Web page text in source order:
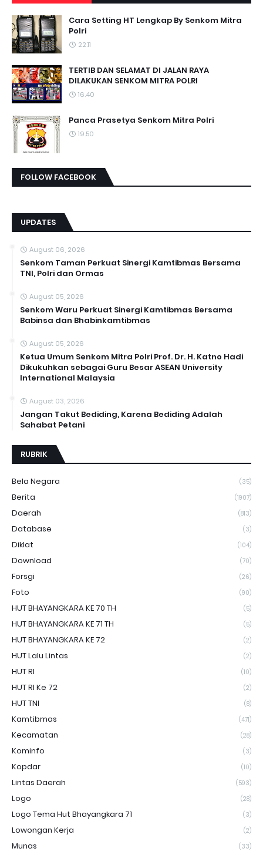
Cara Setting HT Lengkap By Senkom Mitra
Polri
22.11
TERTIB DAN SELAMAT DI JALAN RAYA
DILAKUKAN SENKOM MITRA POLRI
16.40
Panca Prasetya Senkom Mitra Polri
19.50
FOLLOW FACEBOOK
UPDATES
August 06, 2026
Senkom Taman Perkuat Sinergi Kamtibmas Bersama
TNI, Polri dan Ormas
August 05, 2026
Senkom Waru Perkuat Sinergi Kamtibmas Bersama
Babinsa dan Bhabinkamtibmas
August 05, 2026
Ketua Umum Senkom Mitra Polri Prof. Dr. H. Katno Hadi
Dikukuhkan sebagai Guru Besar ASEAN University
International Malaysia
August 03, 2026
Jangan Takut Bediding, Karena Bediding Adalah
Sahabat Petani
RUBRIK
Bela Negara (35)
Berita (1907)
Daerah (813)
Database (3)
Diklat (104)
Download (70)
Forsgi (26)
Foto (90)
HUT BHAYANGKARA KE 70 TH (5)
HUT BHAYANGKARA KE 71 TH (5)
HUT BHAYANGKARA KE 72 (2)
HUT Lalu Lintas (2)
HUT RI (10)
HUT RI Ke 72 (2)
HUT TNI (8)
Kamtibmas (471)
Kecamatan (28)
Kominfo (3)
Kopdar (10)
Lintas Daerah (593)
Logo (28)
Logo Tema Hut Bhayangkara 71 (3)
Lowongan Kerja (2)
Munas (33)